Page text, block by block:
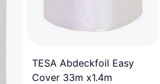
TESA Abdeckfoil Easy
Cover 33m x1.4m